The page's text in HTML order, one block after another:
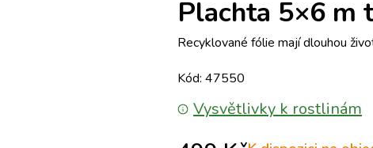
Plachta 5×6 m
Recyklované fólie mají dlouhou
Kód: 47550
Vysvětlivky k rostlinám